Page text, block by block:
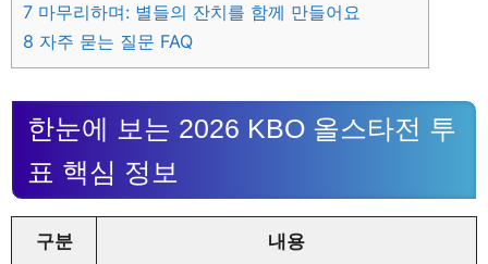
7 마무리하며: 별들의 잔치를 함께 만들어요
8 자주 묻는 질문 FAQ
한눈에 보는 2026 KBO 올스타전 투
표 핵심 정보
구분 내용